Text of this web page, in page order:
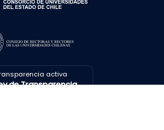
activa
de Transparencia